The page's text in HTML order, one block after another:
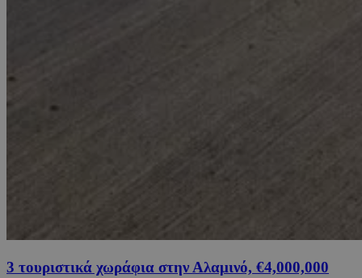
3 τουριστικά χωράφια στην Αλαμινό, €4,000,000